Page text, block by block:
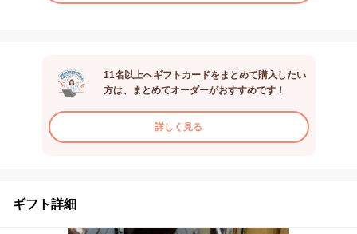
11名以上へギフトカードをまとめて購入したい
方は、まとめてオーダーがおすすめです！
詳しく見る
ギフト詳細